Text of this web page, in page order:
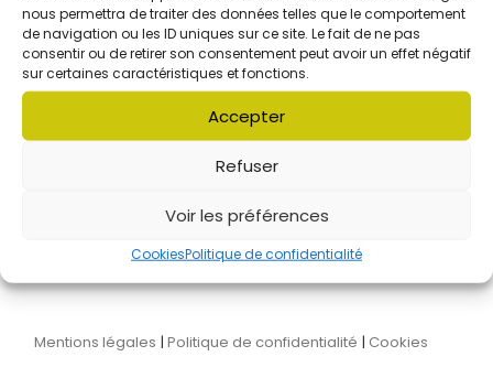
nous permettra de traiter des données telles que le comportement
de navigation ou les ID uniques sur ce site. Le fait de ne pas
consentir ou de retirer son consentement peut avoir un effet négatif
sur certaines caractéristiques et fonctions.
Accepter
Refuser
Voir les préférences
CookiesPolitique de confidentialité
L'association Audaces's
Mentions légales |Politique de confidentialité |Cookies